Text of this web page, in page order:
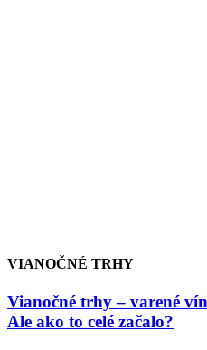
VIANOČNÉ TRHY
Vianočné trhy – varené
Ale ako to celé začalo?